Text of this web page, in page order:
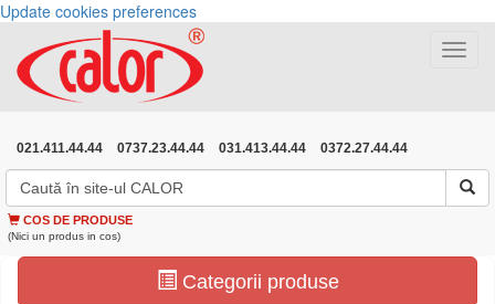
Update cookies preferences
Toggle
021.411.44.44 0737.23.44.44 031.413.44.44 0372.27.44.44
COS DE PRODUSE
(Nici un produs in cos)
Categorii produse